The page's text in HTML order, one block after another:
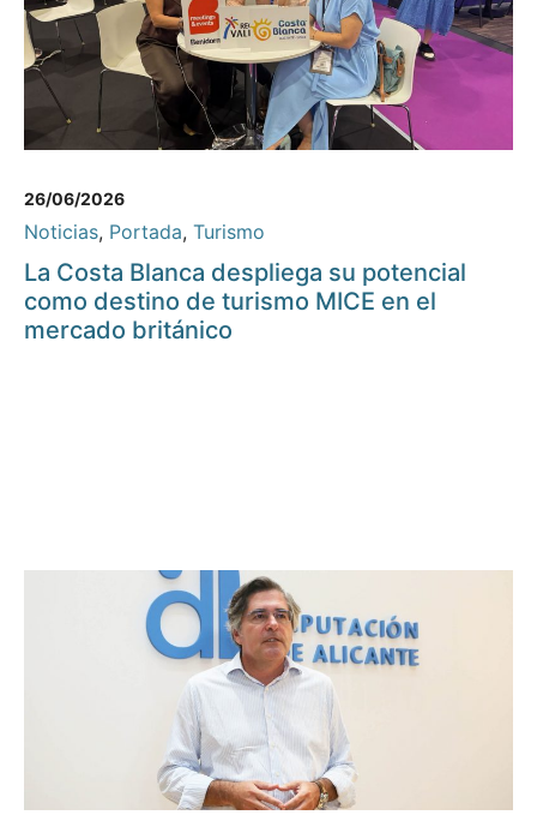
26/06/2026
Noticias, Portada, Turismo
La Costa Blanca despliega su potencial
como destino de turismo MICE en el
mercado británico